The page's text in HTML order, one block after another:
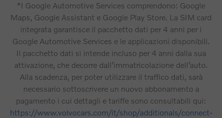
*I Google Automotive Services comprendono: Google
Maps, Google Assistant e Google Play Store. La SIM card
integrata garantisce il pacchetto dati per 4 anni per i
Google Automotive Services e le applicazioni disponibili.
Il pacchetto dati si intende incluso per 4 anni dalla sua
attivazione, che decorre dall’immatricolazione dell’auto.
Alla scadenza, per poter utilizzare il traffico dati, sarà
necessario sottoscrivere un nuovo abbonamento a
pagamento i cui dettagli e tariffe sono consultabili qui:
https://www.volvocars.com/it/shop/additionals/connect-